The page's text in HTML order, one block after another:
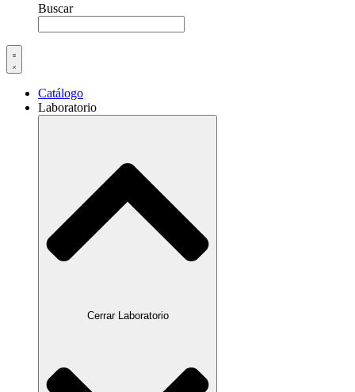
Buscar
Catálogo
Laboratorio
Cerrar Laboratorio